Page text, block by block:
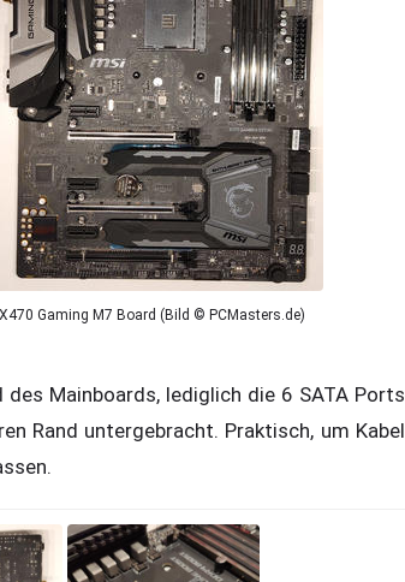
Gaming M7 Board (Bild © PCMasters.de)
Mainboards, lediglich die 6 SATA Ports
Rand untergebracht. Praktisch, um Kabel